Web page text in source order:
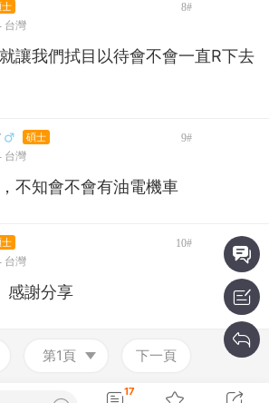
士 8#
台灣
讓我們拭目以待會不會一直R下去
碩士 9#
台灣
不知會不會有油電機車
士 10#
台灣
感謝分享
第1頁 下一頁
17